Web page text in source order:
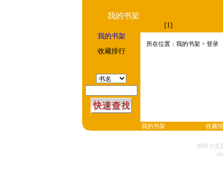
我的书架
[1]
我的书架
收藏排行
所在位置：我的书架 > 登录
我的书架 收藏
2000 ©北